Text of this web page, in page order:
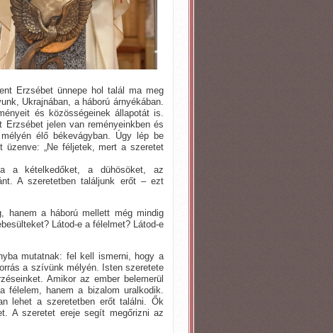
Erzsébet ünnepe hol talál ma meg
Ukrajnában, a háború árnyékában.
és közösségeinek állapotát is.
jelen van reményeinkben és
élő békevágyban. Úgy lép be
üzenve: „Ne féljetek, mert a szeretet
a kételkedőket, a dühösöket, az
A szeretetben találjunk erőt – ezt
a háború mellett még mindig
Látod-e a félelmet? Látod-e
mutatnak: fel kell ismerni, hogy a
a szívünk mélyén. Isten szeretete
Amikor az ember belemerül
félelem, hanem a bizalom uralkodik.
lehet a szeretetben erőt találni. Ők
A szeretet ereje segít megőrizni az